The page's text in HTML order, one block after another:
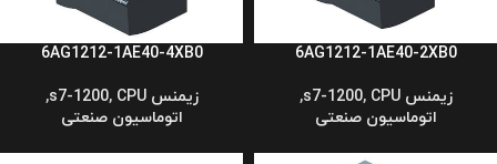
6AG1212-1AE40-2XB0
زیمنس s7-1200 , CPU
,
اتوماسیون صنعتی
6AG1212-1AE40-4XB0
زیمنس s7-1200 , CPU
,
اتوماسیون صنعتی